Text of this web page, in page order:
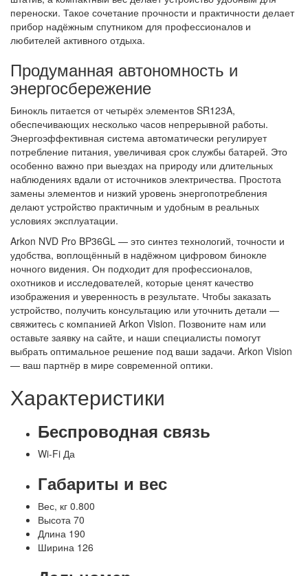
переноски. Такое сочетание прочности и практичности делает
прибор надёжным спутником для профессионалов и
любителей активного отдыха.
Продуманная автономность и
энергосбережение
Бинокль питается от четырёх элементов SR123A,
обеспечивающих несколько часов непрерывной работы.
Энергоэффективная система автоматически регулирует
потребление питания, увеличивая срок службы батарей. Это
особенно важно при выездах на природу или длительных
наблюдениях вдали от источников электричества. Простота
замены элементов и низкий уровень энергопотребления
делают устройство практичным и удобным в реальных
условиях эксплуатации.
Arkon NVD Pro BP36GL — это синтез технологий, точности и
удобства, воплощённый в надёжном цифровом бинокле
ночного видения. Он подходит для профессионалов,
охотников и исследователей, которые ценят качество
изображения и уверенность в результате. Чтобы заказать
устройство, получить консультацию или уточнить детали —
свяжитесь с компанией Arkon Vision. Позвоните нам или
оставьте заявку на сайте, и наши специалисты помогут
выбрать оптимальное решение под ваши задачи. Arkon Vision
— ваш партнёр в мире современной оптики.
Характеристики
Беспроводная связь
Wi-Fi Да
Габариты и вес
Вес, кг 0.800
Высота 70
Длина 190
Ширина 126